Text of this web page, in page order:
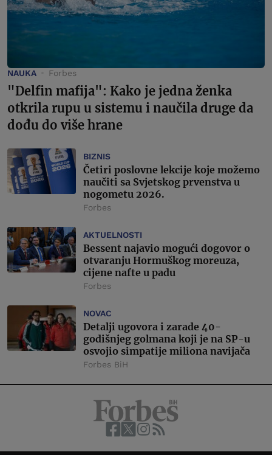
NAUKA Forbes
"Delfin mafija": Kako je jedna ženka
otkrila rupu u sistemu i naučila druge da
dođu do više hrane
BIZNIS
Četiri poslovne lekcije koje možemo
naučiti sa Svjetskog prvenstva u
nogometu 2026.
Forbes
AKTUELNOSTI
Bessent najavio mogući dogovor o
otvaranju Hormuškog moreuza,
cijene nafte u padu
Forbes
NOVAC
Detalji ugovora i zarade 40-
godišnjeg golmana koji je na SP-u
osvojio simpatije miliona navijača
Forbes BiH